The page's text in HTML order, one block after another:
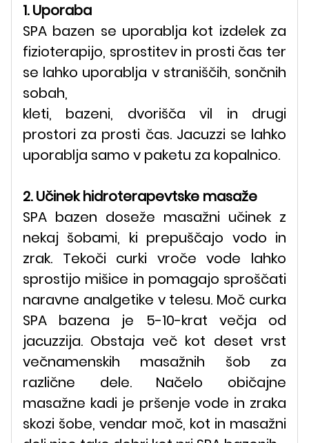
1. Uporaba
SPA bazen se uporablja kot izdelek za
fizioterapijo, sprostitev in prosti čas ter
se lahko uporablja v straniščih, sončnih
sobah,
kleti, bazeni, dvorišča vil in drugi
prostori za prosti čas. Jacuzzi se lahko
uporablja samo v paketu za kopalnico.
2. Učinek hidroterapevtske masaže
SPA bazen doseže masažni učinek z
nekaj šobami, ki prepuščajo vodo in
zrak. Tekoči curki vroče vode lahko
sprostijo mišice in pomagajo sproščati
naravne analgetike v telesu. Moč curka
SPA bazena je 5-10-krat večja od
jacuzzija. Obstaja več kot deset vrst
večnamenskih masažnih šob za
različne dele. Načelo običajne
masažne kadi je pršenje vode in zraka
skozi šobe, vendar moč, kot in masažni